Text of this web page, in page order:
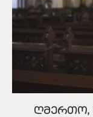
ღმერთო,